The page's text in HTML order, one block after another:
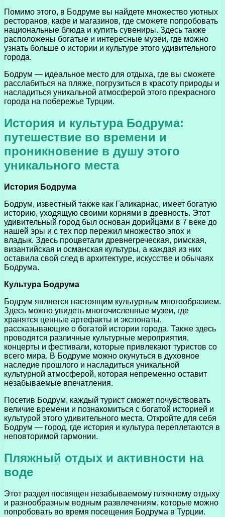
Помимо этого, в Бодруме вы найдете множество уютных
ресторанов, кафе и магазинов, где сможете попробовать
национальные блюда и купить сувениры. Здесь также
расположены богатые и интересные музеи, где можно
узнать больше о истории и культуре этого удивительного
города.
Бодрум — идеальное место для отдыха, где вы сможете
расслабиться на пляже, погрузиться в красоту природы и
насладиться уникальной атмосферой этого прекрасного
города на побережье Турции.
История и культура Бодрума:
путешествие во времени и
проникновение в душу этого
уникального места
История Бодрума
Бодрум, известный также как Галикарнас, имеет богатую
историю, уходящую своими корнями в древность. Этот
удивительный город был основан дорийцами в 7 веке до
нашей эры и с тех пор пережил множество эпох и
владык. Здесь процветали древнегреческая, римская,
византийская и османская культуры, а каждая из них
оставила свой след в архитектуре, искусстве и обычаях
Бодрума.
Культура Бодрума
Бодрум является настоящим культурным многообразием.
Здесь можно увидеть многочисленные музеи, где
хранятся ценные артефакты и экспонаты,
рассказывающие о богатой истории города. Также здесь
проводятся различные культурные мероприятия,
концерты и фестивали, которые привлекают туристов со
всего мира. В Бодруме можно окунуться в духовное
наследие прошлого и насладиться уникальной
культурной атмосферой, которая непременно оставит
незабываемые впечатления.
Посетив Бодрум, каждый турист сможет почувствовать
величие времени и познакомиться с богатой историей и
культурой этого удивительного места. Откройте для себя
Бодрум — город, где история и культура переплетаются в
неповторимой гармонии.
Пляжный отдых и активности на
воде
Этот раздел посвящен незабываемому пляжному отдыху
и разнообразным водным развлечениям, которые можно
попробовать во время посещения Бодрума в Турции.